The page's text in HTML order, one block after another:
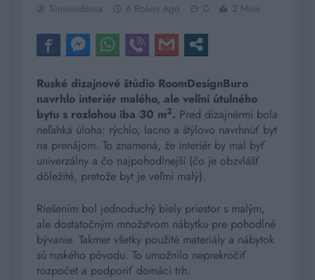
Simonidessa 6 Rokov Ago 0 2 Mins
Ruské dizajnové štúdio RoomDesignBuro
navrhlo interiér malého, ale veľmi útulného
bytu s rozlohou iba 30 m2. Pred dizajnérmi bola
neľahká úloha: rýchlo, lacno a štýlovo navrhnúť byt
na prenájom. To znamená, že interiér by mal byť
univerzálny a čo najpohodlnejší (čo je obzvlášť
dôležité, pretože byt je veľmi malý).
Riešením bol jednoduchý biely priestor s malým,
ale dostatočným množstvom nábytku pre pohodlné
bývanie. Takmer všetky použité materiály a nábytok
sú ruského pôvodu. To umožnilo neprekročiť
rozpočet a podporiť domáci trh.